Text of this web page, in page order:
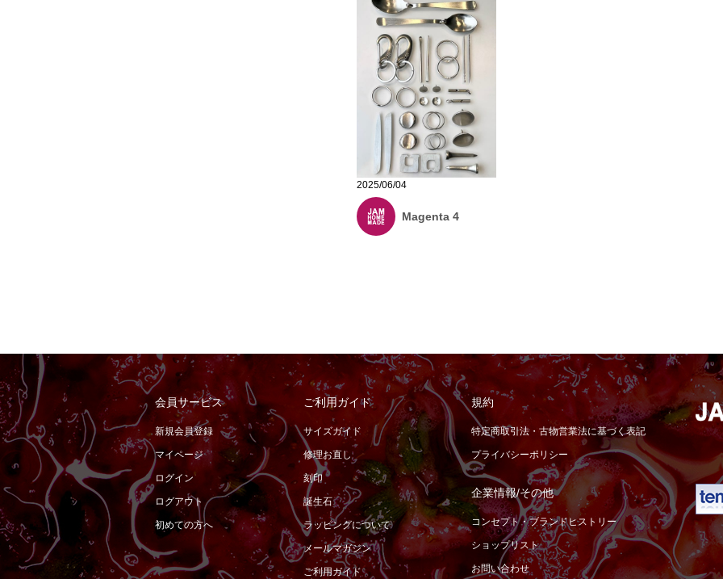
2025/06/04
Magenta 4
会員サービス
新規会員登録
マイページ
ログイン
ログアウト
初めての方へ
ご利用ガイド
サイズガイド
修理お直し
刻印
誕生石
ラッピングについて
メールマガジン
ご利用ガイド
規約
特定商取引法・古物営業法に基づく表記
プライバシーポリシー
企業情報/その他
コンセプト・ブランドヒストリー
ショップリスト
お問い合わせ